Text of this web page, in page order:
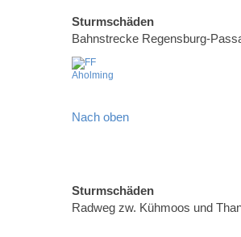
Sturmschäden
Bahnstrecke Regensburg-
Nach oben
Sturmschäden
Radweg zw. Kühmoos und